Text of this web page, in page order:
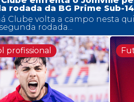
rodada da BG Prime Sub-14
Clube volta a campo nesta
rodada...
profissional